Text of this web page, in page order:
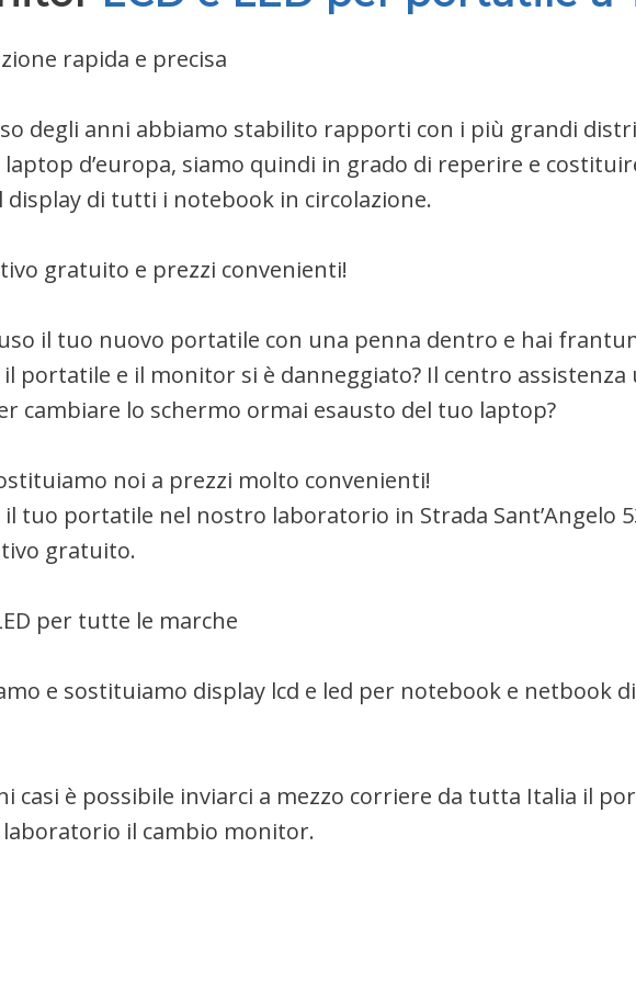
rapida e precisa
degli anni abbiamo stabilito rapporti con i più grandi
laptop d’europa, siamo quindi in grado di reperire e
display di tutti i notebook in circolazione.
gratuito e prezzi convenienti!
il tuo nuovo portatile con una penna dentro e hai
portatile e il monitor si è danneggiato? Il centro assistenza
cambiare lo schermo ormai esausto del tuo laptop?
noi a prezzi molto convenienti!
il tuo portatile nel nostro laboratorio in Strada Sant’Angelo
gratuito.
per tutte le marche
e sostituiamo display lcd e led per notebook e netbook
casi è possibile inviarci a mezzo corriere da tutta Italia il
il cambio monitor.